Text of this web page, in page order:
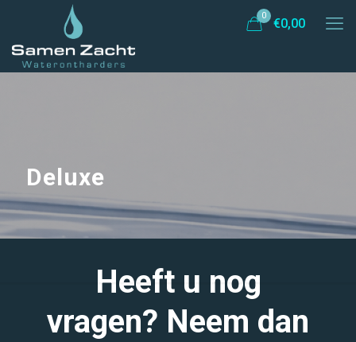
0
€0,00
Deluxe
Heeft u nog
vragen? Neem dan